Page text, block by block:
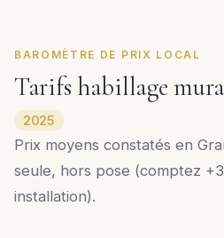
BAROMÈTRE DE PRIX LOCAL
Tarifs habillage
2025
Prix moyens constatés en
seule, hors pose (comptez
installation).